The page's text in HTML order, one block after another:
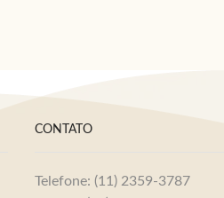
CONTATO
Telefone: (11) 2359-3787